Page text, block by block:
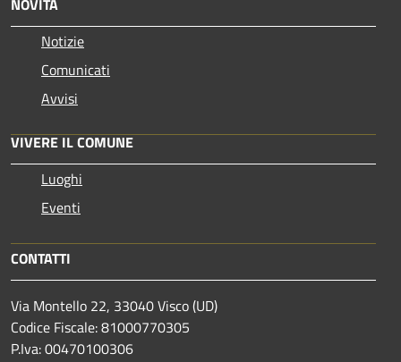
Notizie
Comunicati
Avvisi
VIVERE IL COMUNE
Luoghi
Eventi
CONTATTI
Via Montello 22, 33040 Visco (UD)
Codice Fiscale: 81000770305
P.Iva: 00470100306